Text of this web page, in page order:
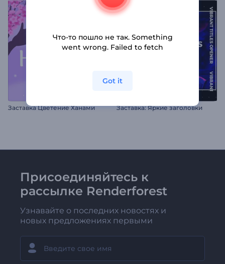
Заставка Цветение Ханами Заставка: Яркие заголовки
Присоединяйтесь к
рассылке Renderforest
Узнавайте о последних новостях и
новых предложениях первыми
Что-то пошло не так. Something
went wrong. Failed to fetch
Got it